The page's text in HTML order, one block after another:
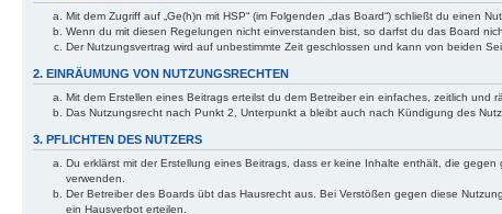
Mit dem Zugriff auf „Ge(h)n mit HSP“ (im Folgenden „das Board“) schließt du einen
Wenn du mit diesen Regelungen nicht einverstanden bist, so darfst du das Board
Der Nutzungsvertrag wird auf unbestimmte Zeit geschlossen und kann von beiden
2. EINRÄUMUNG VON NUTZUNGSRECHTEN
Mit dem Erstellen eines Beitrags erteilst du dem Betreiber ein einfaches, zeitlich
Das Nutzungsrecht nach Punkt 2, Unterpunkt a bleibt auch nach Kündigung des
3. PFLICHTEN DES NUTZERS
Du erklärst mit der Erstellung eines Beitrags, dass er keine Inhalte enthält, die
verwenden.
Der Betreiber des Boards übt das Hausrecht aus. Bei Verstößen gegen diese
ein Hausverbot erteilen.